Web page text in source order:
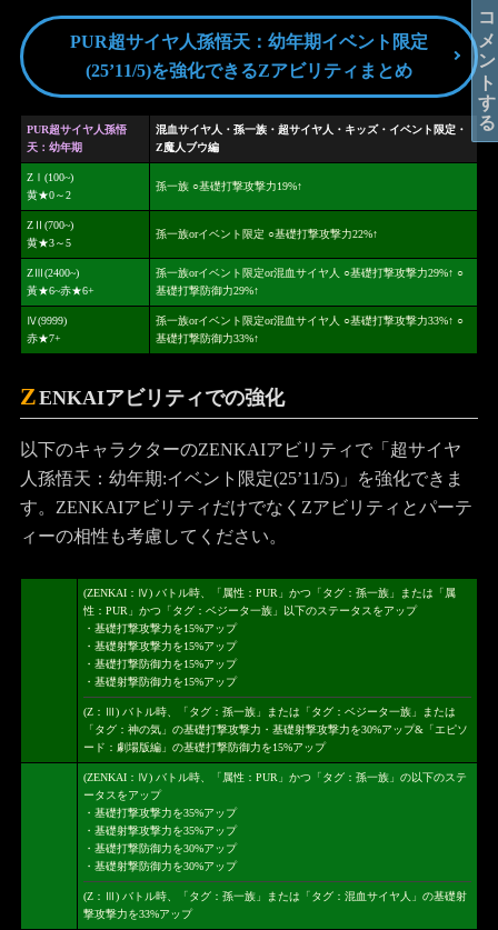
PUR超サイヤ人孫悟天：幼年期イベント限定
(25’11/5)を強化できるZアビリティまとめ
PUR超サイヤ人孫悟
天：幼年期
混血サイヤ人・孫一族・超サイヤ人・キッズ・イベント限定・
Z魔人ブウ編
ZⅠ(100~)
黄★0～2
孫一族 ○基礎打撃攻撃力19%↑
ZⅡ(700~)
黄★3～5
孫一族orイベント限定 ○基礎打撃攻撃力22%↑
ZⅢ(2400~)
黃★6~赤★6+
孫一族orイベント限定or混血サイヤ人 ○基礎打撃攻撃力29%↑ ○
基礎打撃防御力29%↑
Ⅳ(9999)
赤★7+
孫一族orイベント限定or混血サイヤ人 ○基礎打撃攻撃力33%↑ ○
基礎打撃防御力33%↑
ZENKAIアビリティでの強化
以下のキャラクターのZENKAIアビリティで「超サイヤ
人孫悟天：幼年期:イベント限定(25’11/5)」を強化できま
す。ZENKAIアビリティだけでなくZアビリティとパーテ
ィーの相性も考慮してください。
(ZENKAI：Ⅳ) バトル時、「属性：PUR」かつ「タグ：孫一族」または「属
性：PUR」かつ「タグ：ベジータ一族」以下のステータスをアップ
・基礎打撃攻撃力を15%アップ
・基礎射撃攻撃力を15%アップ
・基礎打撃防御力を15%アップ
・基礎射撃防御力を15%アップ
(Z：Ⅲ) バトル時、「タグ：孫一族」または「タグ：ベジータ一族」または
「タグ：神の気」の基礎打撃攻撃力・基礎射撃攻撃力を30%アップ&「エピソ
ード：劇場版編」の基礎打撃防御力を15%アップ
(ZENKAI：Ⅳ) バトル時、「属性：PUR」かつ「タグ：孫一族」の以下のステ
ータスをアップ
・基礎打撃攻撃力を35%アップ
・基礎射撃攻撃力を35%アップ
・基礎打撃防御力を30%アップ
・基礎射撃防御力を30%アップ
(Z：Ⅲ) バトル時、「タグ：孫一族」または「タグ：混血サイヤ人」の基礎射
撃攻撃力を33%アップ
コメントする